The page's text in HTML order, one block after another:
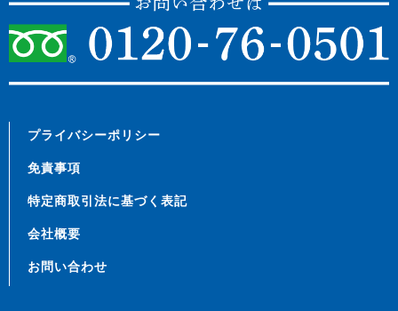
プライバシーポリシー
免責事項
特定商取引法に基づく表記
会社概要
お問い合わせ